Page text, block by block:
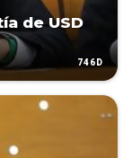
de USD
746D